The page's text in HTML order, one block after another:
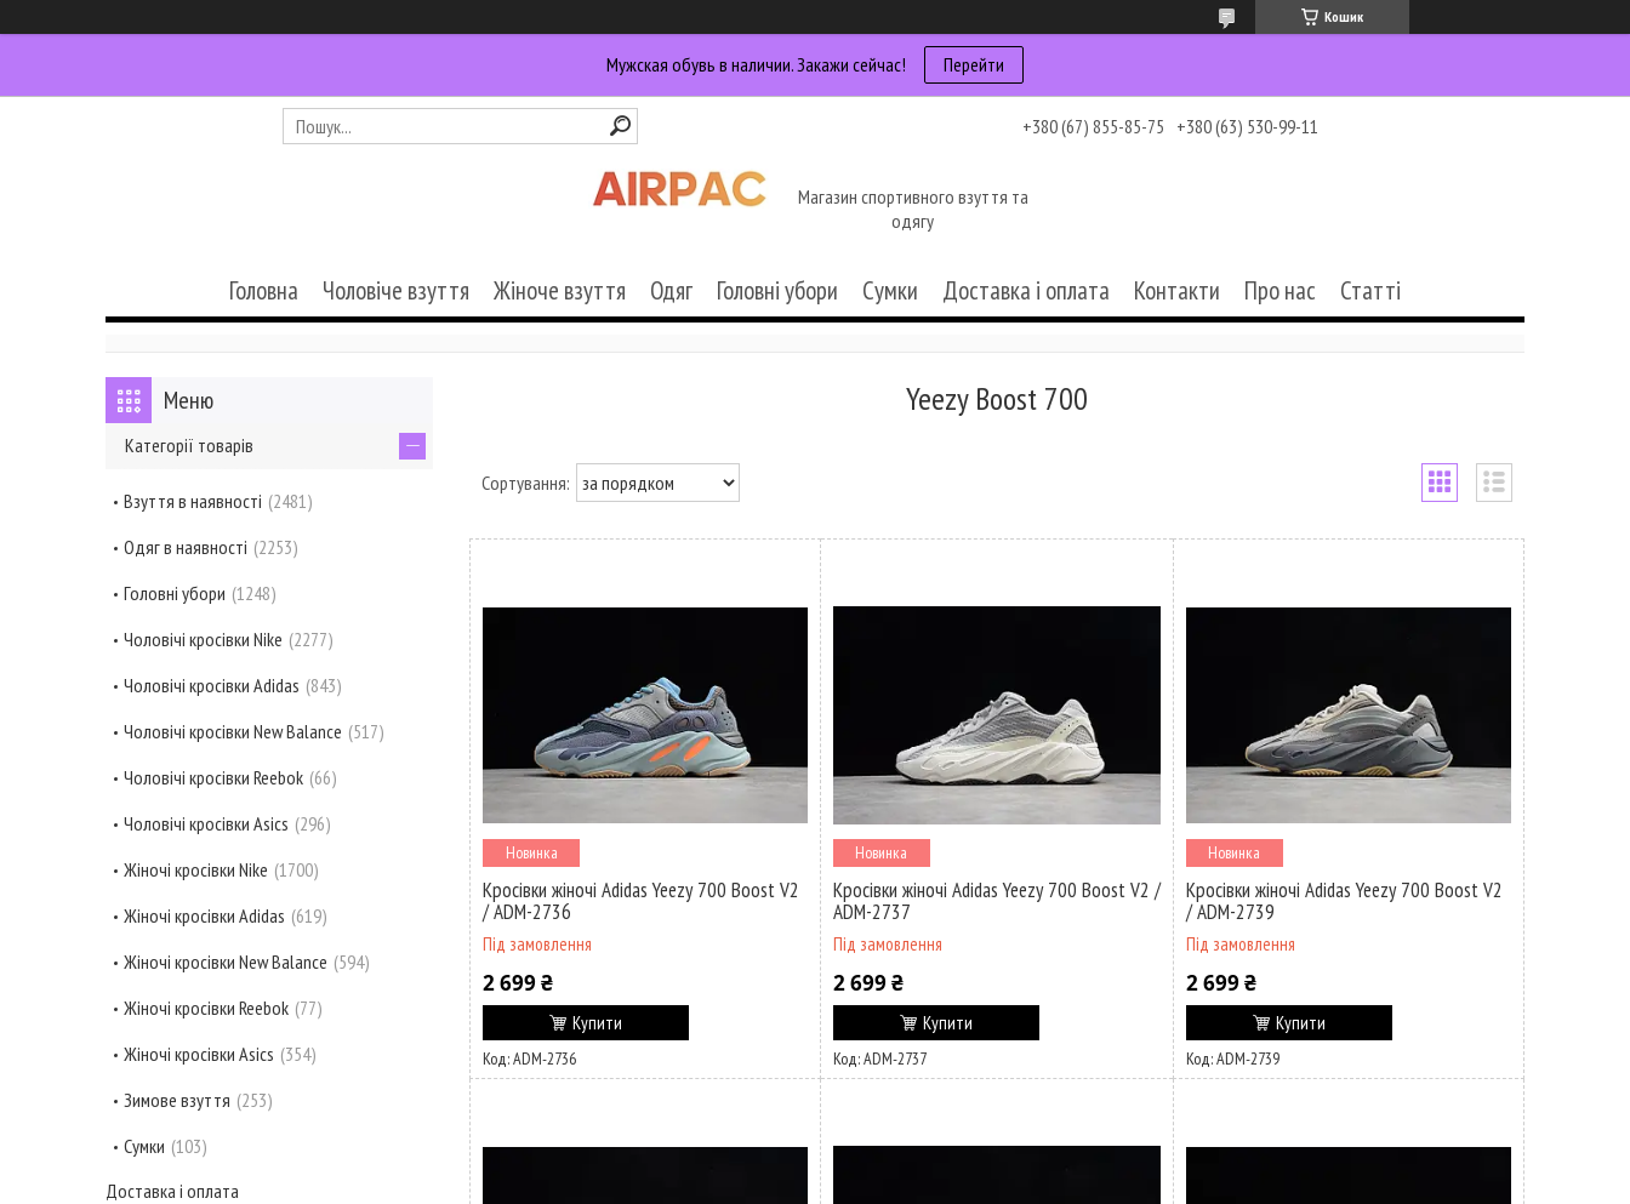
Кошик
Мужская обувь в наличии. Закажи сейчас! Перейти
+380 (67) 855-85-75 +380 (63) 530-99-11
Магазин спортивного взуття та
одягу
Головна Чоловіче взуття Жіноче взуття Одяг Головні убори Сумки Доставка і оплата Контакти Про нас Статті
Yeezy Boost 700
Новинка
Кросівки жіночі Adidas Yeezy 700 Boost V2
/ ADM-2736
Під замовлення
2 699 ₴
Купити
ADM-2736
Новинка
Кросівки жіночі Adidas Yeezy 700 Boost V2 /
ADM-2737
Під замовлення
2 699 ₴
Купити
ADM-2737
Новинка
Кросівки жіночі Adidas Yeezy 700 Boost V2
/ ADM-2739
Під замовлення
2 699 ₴
Купити
ADM-2739
Категорії товарів
Взуття в наявності 2481
Одяг в наявності 2253
Головні убори 1248
Чоловічі кросівки Nike 2277
Чоловічі кросівки Adidas 843
Чоловічі кросівки New Balance 517
Чоловічі кросівки Reebok 66
Чоловічі кросівки Asics 296
Жіночі кросівки Nike 1700
Жіночі кросівки Adidas 619
Жіночі кросівки New Balance 594
Жіночі кросівки Reebok 77
Жіночі кросівки Asics 354
Зимове взуття 253
Сумки 103
Доставка і оплата